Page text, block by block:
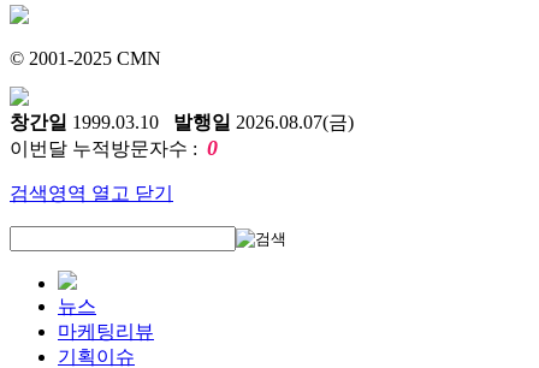
© 2001-2025 CMN
창간일 1999.03.10 발행일 2026.08.07(금)
이번달 누적방문자수 : 0
검색영역 열고 닫기
뉴스
마케팅리뷰
기획이슈